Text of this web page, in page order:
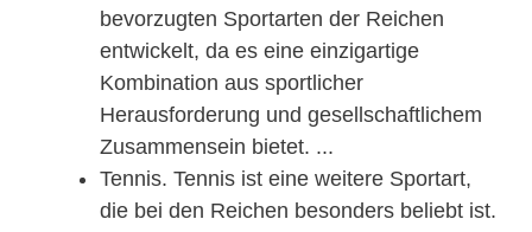
bevorzugten Sportarten der Reichen
entwickelt, da es eine einzigartige
Kombination aus sportlicher
Herausforderung und gesellschaftlichem
Zusammensein bietet. ...
Tennis. Tennis ist eine weitere Sportart,
die bei den Reichen besonders beliebt ist.